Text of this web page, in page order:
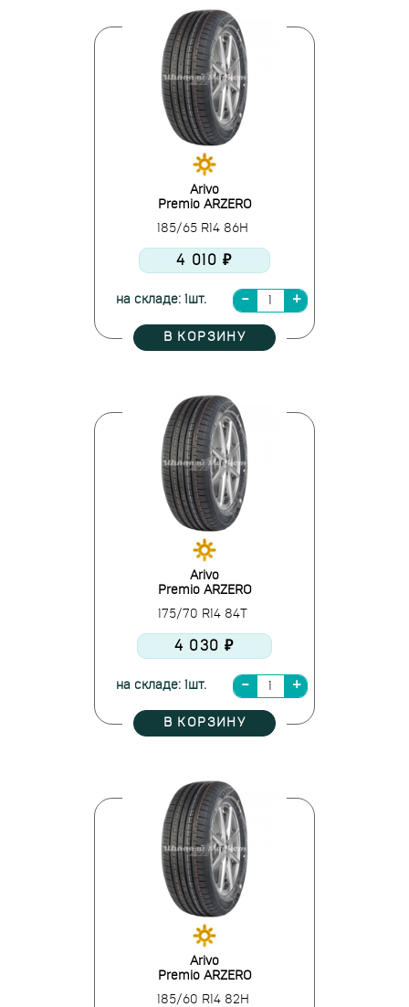
Arivo
Premio ARZERO
185/65 R14 86H
4 010 ₽
на складе: 1шт.
В КОРЗИНУ
Arivo
Premio ARZERO
175/70 R14 84T
4 030 ₽
на складе: 1шт.
В КОРЗИНУ
Arivo
Premio ARZERO
185/60 R14 82H